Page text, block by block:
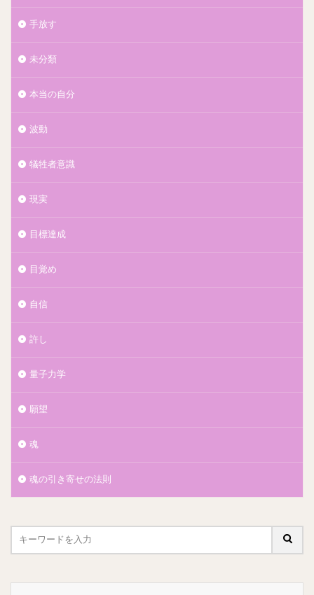
手放す
未分類
本当の自分
波動
犠牲者意識
現実
目標達成
目覚め
自信
許し
量子力学
願望
魂
魂の引き寄せの法則